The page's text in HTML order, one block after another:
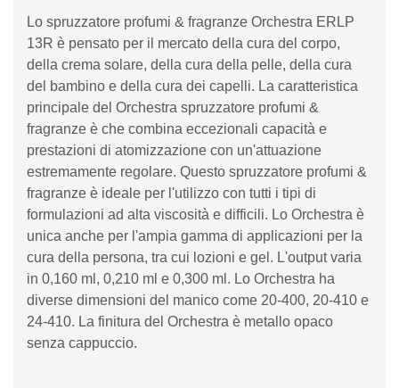
Lo spruzzatore profumi & fragranze Orchestra ERLP
13R è pensato per il mercato della cura del corpo,
della crema solare, della cura della pelle, della cura
del bambino e della cura dei capelli. La caratteristica
principale del Orchestra spruzzatore profumi &
fragranze è che combina eccezionali capacità e
prestazioni di atomizzazione con un'attuazione
estremamente regolare. Questo spruzzatore profumi &
fragranze è ideale per l'utilizzo con tutti i tipi di
formulazioni ad alta viscosità e difficili. Lo Orchestra è
unica anche per l'ampia gamma di applicazioni per la
cura della persona, tra cui lozioni e gel. L'output varia
in 0,160 ml, 0,210 ml e 0,300 ml. Lo Orchestra ha
diverse dimensioni del manico come 20-400, 20-410 e
24-410. La finitura del Orchestra è metallo opaco
senza cappuccio.